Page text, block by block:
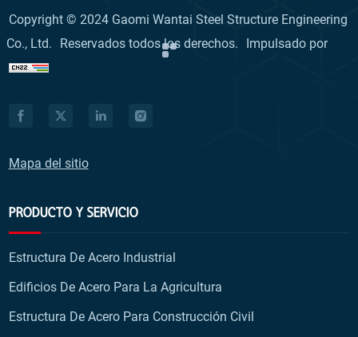
Copyright © 2024 Gaomi Wantai Steel Structure Engineering
Co., Ltd.
Reservados todos los derechos. Impulsado por
Mapa del sitio
PRODUCTO Y SERVICIO
Estructura De Acero Industrial
Edificios De Acero Para La Agricultura
Estructura De Acero Para Construcción Civil